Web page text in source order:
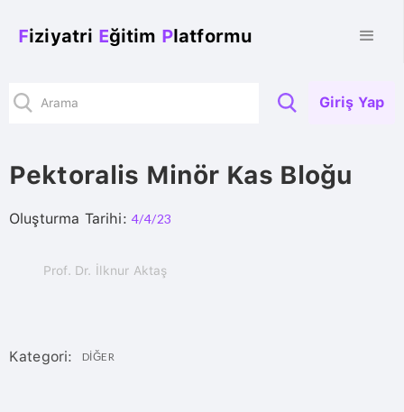
Fiziyatri Eğitim Platformu
Giriş Yap
Pektoralis Minör Kas Bloğu
Oluşturma Tarihi: 4/4/23
Prof. Dr. İlknur Aktaş
Kategori: DIĞER